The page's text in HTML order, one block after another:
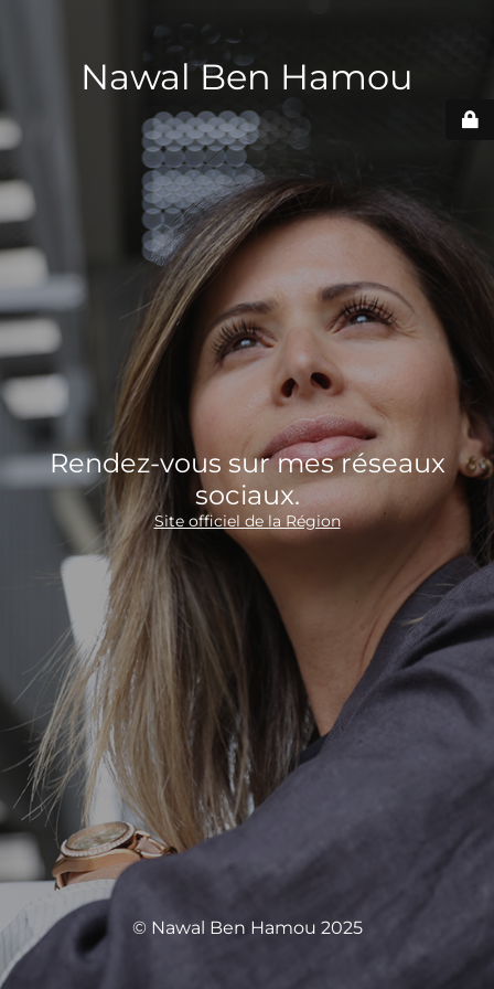
Nawal Ben Hamou
Rendez-vous sur mes réseaux
sociaux.
Site officiel de la Région
© Nawal Ben Hamou 2025